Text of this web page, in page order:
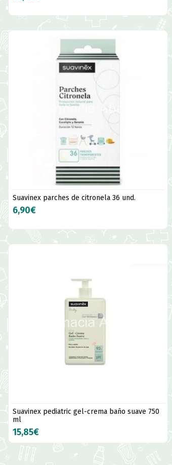
Suavinex parches de citronela 36 und.
6,90€
Suavinex pediatric gel-crema baño suave 750
ml
15,85€